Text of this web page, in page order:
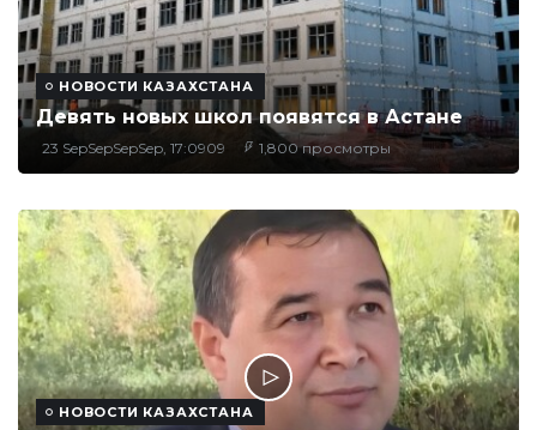
НОВОСТИ КАЗАХСТАНА
Девять новых школ появятся в Астане
23 SepSepSepSep, 17:0909 1,800 просмотры
НОВОСТИ КАЗАХСТАНА